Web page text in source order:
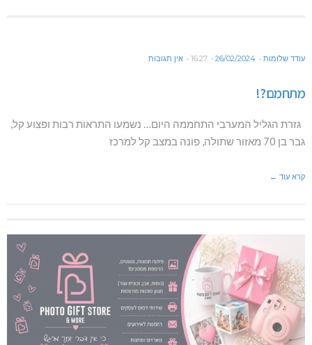
עודד שלומות 26/02/2024
16:27 אין תגובות
מתחמם?!
גזרת הגליל המערבי התחממה היום… נשמעו התראות רבות ופצוע קל,
גבר בן 70 מאזור שתולה, פונה במצב קל למרכז
קרא עוד ←